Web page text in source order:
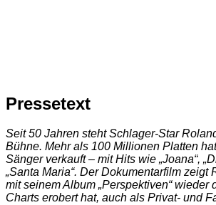
Pressetext
Seit 50 Jahren steht Schlager-Star
Bühne. Mehr als 100 Millionen Platten
Sänger verkauft – mit Hits wie „Joana“,
„Santa Maria“. Der Dokumentarfilm zeigt
mit seinem Album „Perspektiven“ wieder
Charts erobert hat, auch als Privat- und